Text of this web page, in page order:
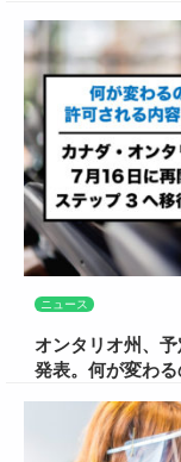
ニュース
オンタリオ州、
発表。何が変わ